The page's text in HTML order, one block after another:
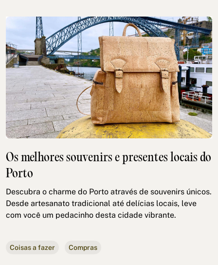
Os melhores souvenirs e presentes locais do
Porto
Descubra o charme do Porto através de souvenirs únicos.
Desde artesanato tradicional até delícias locais, leve
com você um pedacinho desta cidade vibrante.
Coisas a fazer Compras